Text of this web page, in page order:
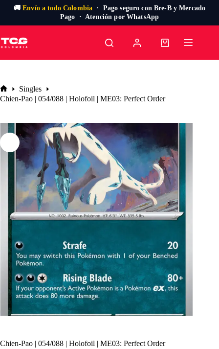
🚚Envío a todo Colombia · Pago seguro con Bre-B y Mercado
Pago · Atención por WhatsApp
al
contenido
Carro
Inicio
Singles
Chien-Pao | 054/088 | Holofoil | ME03: Perfect Order
Chien-Pao | 054/088 | Holofoil | ME03: Perfect Order